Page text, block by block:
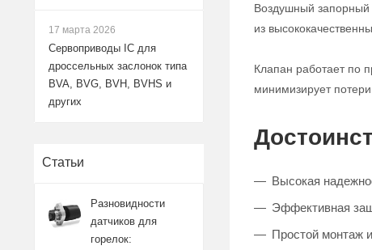
Воздушный запорный
из
Клапан работает по
минимизирует
Высокая
Эффективная
Простой монтаж
17 марта 2026
Сервоприводы IC для
дроссельных заслонок типа
BVA, BVG, BVH, BVHS и
других
Статьи
Разновидности
датчиков для
горелок: